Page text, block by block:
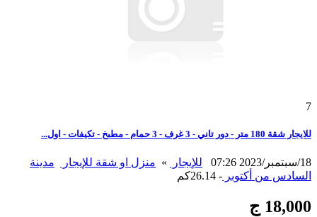
7
للايجار شقة 180 متر - دور تاني - 3 غرف - 3 حمام - مطبخ - تكيفات - اول...
18/سبتمبر/2023 07:26 للإيجار » منزل او شقة للإيجار
مدينة
السادس من أكتوبر - 26.14كم
18,000 ج